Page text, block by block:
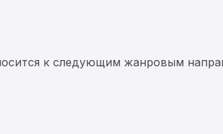
к следующим жанровым